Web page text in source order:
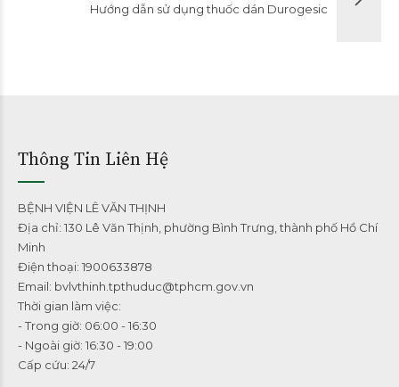
Hướng dẫn sử dụng thuốc dán Durogesic
Thông Tin Liên Hệ
BỆNH VIỆN LÊ VĂN THỊNH
Địa chỉ: 130 Lê Văn Thịnh, phường Bình Trưng, thành phố Hồ Chí
Minh
Điện thoại: 1900633878
Email: bvlvthinh.tpthuduc@tphcm.gov.vn
Thời gian làm việc:
- Trong giờ: 06:00 - 16:30
- Ngoài giờ: 16:30 - 19:00
Cấp cứu: 24/7